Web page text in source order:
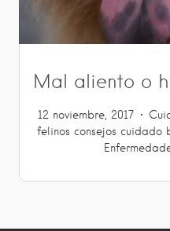
Mal aliento o
12 noviembre, 2017
felinos consejos cuidado